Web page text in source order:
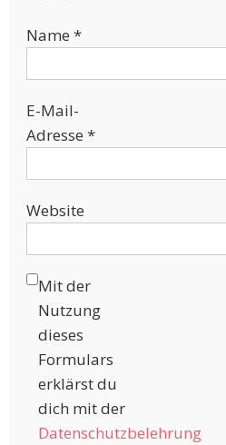
Name *
E-Mail-
Adresse *
Website
Mit der
Nutzung
dieses
Formulars
erklärst du
dich mit der
Datenschutzbelehrung